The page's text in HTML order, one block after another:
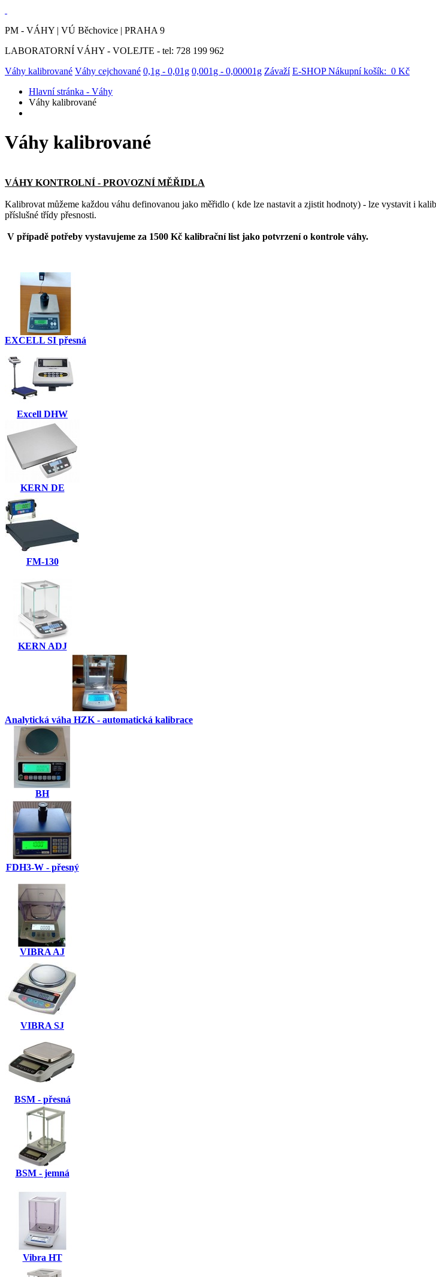
PM - VÁHY | VÚ Běchovice | PRAHA 9
LABORATORNÍ VÁHY - VOLEJTE - tel: 728 199 962
Váhy kalibrované Váhy cejchované 0,1g - 0,01g 0,001g - 0,00001g Závaží E-SHOP Nákupní košík: 0 Kč
Hlavní stránka - Váhy
Váhy kalibrované
Váhy kalibrované
VÁHY KONTROLNÍ - PROVOZNÍ MĚŘIDLA
Kalibrovat můžeme každou váhu definovanou jako měřidlo ( kde lze nastavit a zjistit hodnoty) - lze vystavit i
příslušné třídy přesnosti.
V případě potřeby vystavujeme za 1500 Kč kalibrační list jako potvrzení o kontrole váhy.
EXCELL SI přesná
Excell DHW
KERN DE
FM-130
KERN ADJ
Analytická váha HZK - automatická kalibrace
BH
FDH3-W - přesný
VIBRA AJ
VIBRA SJ
BSM - přesná
BSM - jemná
Vibra HT